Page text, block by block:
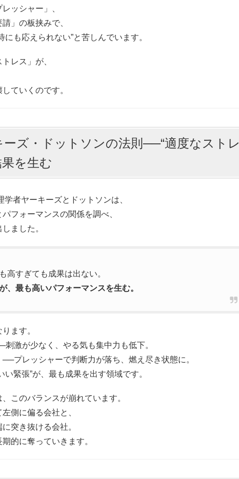
ッシャー」、
」の板挟みで、
にも応えられない”と苦しんでいます。
レス」が、
ていくのです。
ズ・ドットソンの法則──“適度なストレ
を生む
者ヤーキーズとドットソンは、
フォーマンスの関係を調べ、
ました。
高すぎても成果は出ない。
、最も高いパフォーマンスを生む。
ます。
激が少なく、やる気も集中力も低下。
プレッシャーで判断力が落ち、燃え尽き状態に。
い緊張”が、最も成果を出す領域です。
このバランスが崩れています。
側に偏る会社と、
突き抜ける会社。
的に奪っていきます。